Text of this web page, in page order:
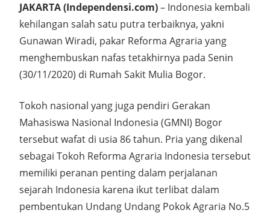
JAKARTA (Independensi.com)– Indonesia kembali
kehilangan salah satu putra terbaiknya, yakni
Gunawan Wiradi, pakar Reforma Agraria yang
menghembuskan nafas tetakhirnya pada Senin
(30/11/2020) di Rumah Sakit Mulia Bogor.
Tokoh nasional yang juga pendiri Gerakan
Mahasiswa Nasional Indonesia (GMNI) Bogor
tersebut wafat di usia 86 tahun. Pria yang dikenal
sebagai Tokoh Reforma Agraria Indonesia tersebut
memiliki peranan penting dalam perjalanan
sejarah Indonesia karena ikut terlibat dalam
pembentukan Undang Undang Pokok Agraria No.5